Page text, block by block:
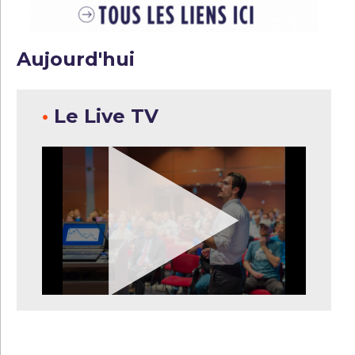
Aujourd'hui
• Le Live TV